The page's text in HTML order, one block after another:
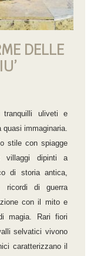
DELLE
tranquilli uliveti e
immaginaria.
stile con spiagge
villaggi dipinti a
di storia antica,
ricordi di guerra
con il mito e
magia. Rari fiori
selvatici vivono
caratterizzano il